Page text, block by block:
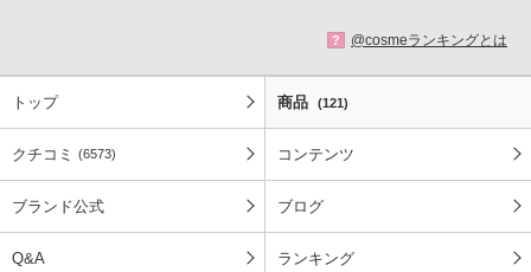
? @cosmeランキングとは
トップ 商品 (121)
クチコミ (6573) コンテンツ
ブランド公式 ブログ
Q&A ランキング